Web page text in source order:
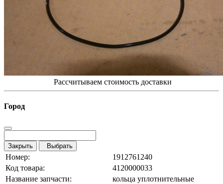
Рассчитываем стоимость доставки
Город
Закрыть Выбрать
Номер:
1912761240
Код товара:
4120000033
Название запчасти:
кольца уплотнительные